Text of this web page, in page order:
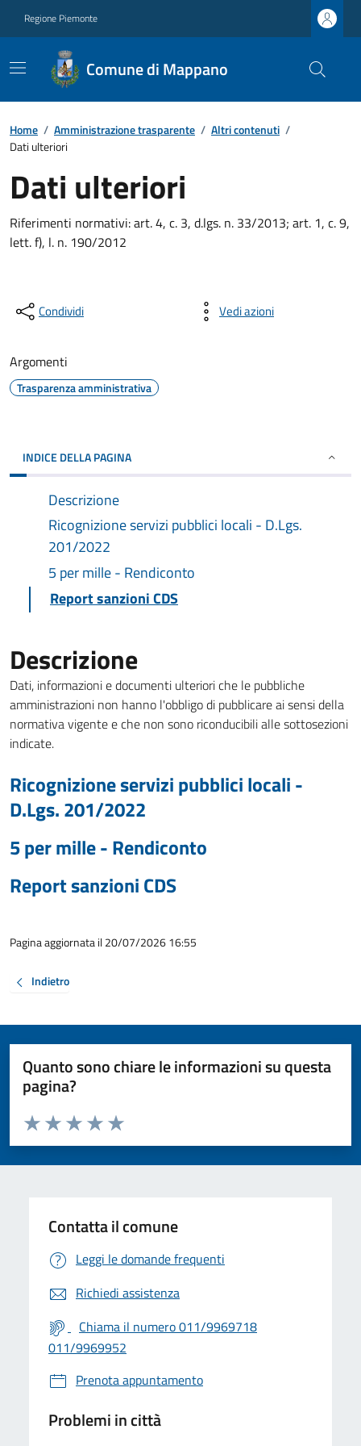
Regione Piemonte
Comune di Mappano
Home / Amministrazione trasparente / Altri contenuti /
Dati ulteriori
Dati ulteriori
Riferimenti normativi: art. 4, c. 3, d.lgs. n. 33/2013; art. 1, c. 9,
lett. f), l. n. 190/2012
Condividi Vedi azioni
Argomenti
Trasparenza amministrativa
INDICE DELLA PAGINA
Descrizione
Ricognizione servizi pubblici locali - D.Lgs.
201/2022
5 per mille - Rendiconto
Report sanzioni CDS
Descrizione
Dati, informazioni e documenti ulteriori che le pubbliche
amministrazioni non hanno l'obbligo di pubblicare ai sensi della
normativa vigente e che non sono riconducibili alle sottosezioni
indicate.
Ricognizione servizi pubblici locali -
D.Lgs. 201/2022
5 per mille - Rendiconto
Report sanzioni CDS
Pagina aggiornata il 20/07/2026 16:55
Indietro
Quanto sono chiare le informazioni su questa
pagina?
Valuta da 1 a 5 stelle la pagina
Valuta 5 stelle su 5
Valuta 4 stelle su 5
Valuta 3 stelle su 5
Valuta 2 stelle su 5
Valuta 1 stelle su 5
Contatta il comune
Leggi le domande frequenti
Richiedi assistenza
Chiama il numero 011/9969718
011/9969952
Prenota appuntamento
Problemi in città